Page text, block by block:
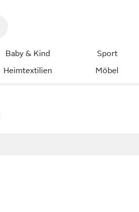
Baby & Kind Sport
Heimtextilien Möbel